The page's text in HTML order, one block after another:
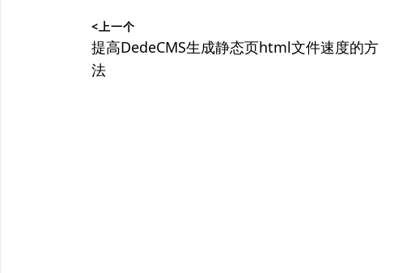
章
导
<上一个
上
篇
提高DedeCMS生成静态页html文件速度的方
法